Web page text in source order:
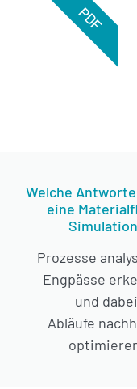
Welche
eine
Prozesse
Engpässe
und dabei
Abläufe
PDF